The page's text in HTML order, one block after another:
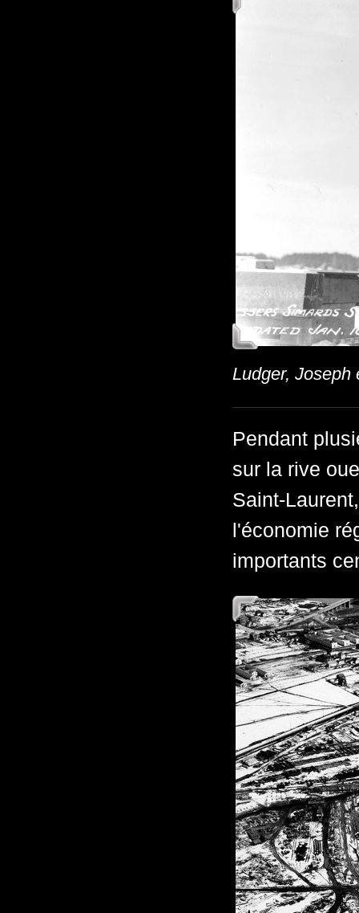
Ludger, Joseph
Pendant
sur la rive
Saint-
l'économie
importants